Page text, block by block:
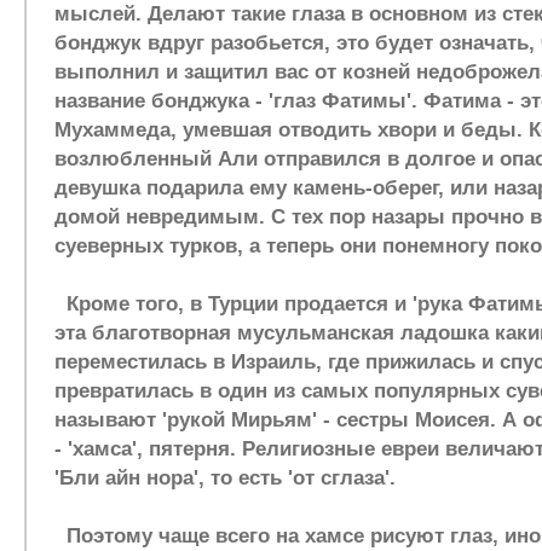
мыслей. Делают такие глаза в основном из
бонджук вдруг разобьется, это будет
выполнил и защитил вас от козней
название бонджука - 'глаз Фатимы'. Фатима -
Мухаммеда, умевшая отводить хвори и беды.
возлюбленный Али отправился в долгое и
девушка подарила ему камень-оберег, или
домой невредимым. С тех пор назары прочно
суеверных турков, а теперь они понемногу
Кроме того, в Турции продается и 'рука
эта благотворная мусульманская ладошка
переместилась в Израиль, где прижилась и
превратилась в один из самых популярных
называют 'рукой Мирьям' - сестры Моисея. А
- 'хамса', пятерня. Религиозные евреи
'Бли айн нора', то есть 'от сглаза'.
Поэтому чаще всего на хамсе рисуют глаз,